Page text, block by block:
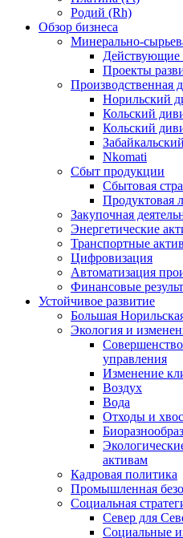
Родий (Rh)
Обзор бизнеса
Минерально-
Действующие
Проекты
Производственная
Норильский
Кольский
Кольский
Nkomati
Сбыт продукции
Сбытовая
Продуктовая
Закупочная
Энергетические
Транспортные
Цифровизация
Автоматизация
Финансовые
Устойчивое развитие
Большая
Экология и
управления
Изменение
Воздух
Вода
Отходы и
активам
Кадровая политика
Промышленная
Социальная
Север для
Социальные